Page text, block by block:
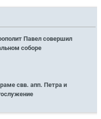
Павел совершил
соборе
свв. апп. Петра и